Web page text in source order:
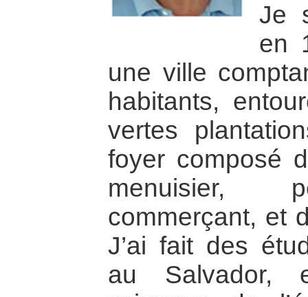
Je
en
une ville
habitants,
vertes
foyer composé
menuisier,
commerçant, et
J’ai fait des
au Salvador,